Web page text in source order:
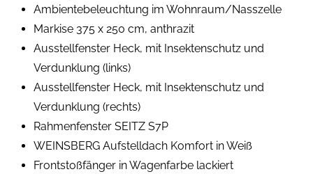
Ambientebeleuchtung im Wohnraum/Nasszelle
Markise 375 x 250 cm, anthrazit
Ausstellfenster Heck, mit Insektenschutz und
Verdunklung (links)
Ausstellfenster Heck, mit Insektenschutz und
Verdunklung (rechts)
Rahmenfenster SEITZ S7P
WEINSBERG Aufstelldach Komfort in Weiß
Frontstoßfänger in Wagenfarbe lackiert